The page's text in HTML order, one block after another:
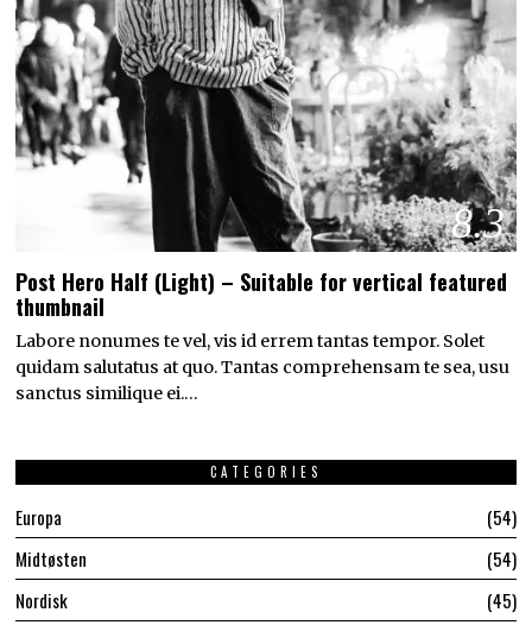
8.3
Post Hero Half (Light) – Suitable for vertical featured
thumbnail
Labore nonumes te vel, vis id errem tantas tempor. Solet
quidam salutatus at quo. Tantas comprehensam te sea, usu
sanctus similique ei.…
CATEGORIES
Europa
54
Midtøsten
54
Nordisk
45